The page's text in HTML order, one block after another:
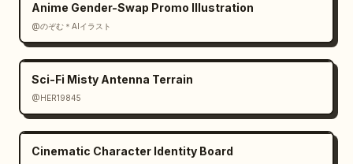
Anime Gender-Swap Promo Illustration
@のぞむ＊AIイラスト
Sci-Fi Misty Antenna Terrain
@HER19845
Cinematic Character Identity Board